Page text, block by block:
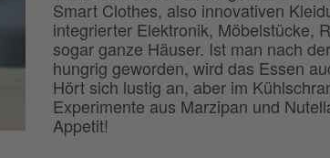
Smart Clothes, also innovativen
integrierter Elektronik, Möbelstücke,
sogar ganze Häuser. Ist man nach
hungrig geworden, wird das Essen
Hört sich lustig an, aber im
Experimente aus Marzipan und
Appetit!